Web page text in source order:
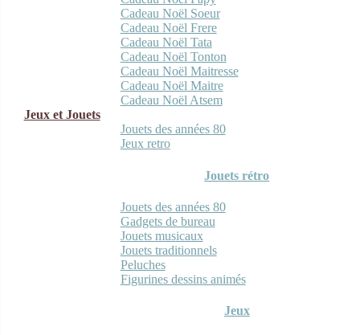
Cadeau Noël Soeur
Cadeau Noël Frere
Cadeau Noël Tata
Cadeau Noël Tonton
Cadeau Noël Maitresse
Cadeau Noël Maitre
Cadeau Noël Atsem
Jeux et Jouets
Jouets des années 80
Jeux retro
Jouets rétro
Jouets des années 80
Gadgets de bureau
Jouets musicaux
Jouets traditionnels
Peluches
Figurines dessins animés
Jeux